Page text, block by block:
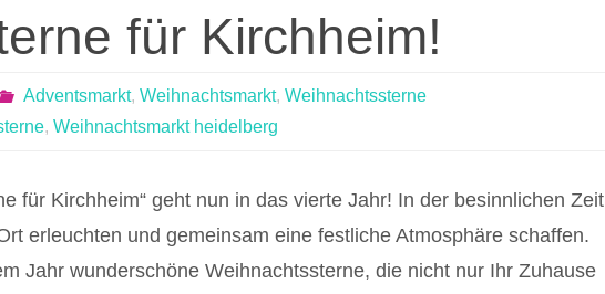
für Kirchheim!
Adventsmarkt,Weihnachtsmarkt,Weihnachtssterne
, Weihnachtsmarkt heidelberg
für Kirchheim“ geht nun in das vierte Jahr! In der besinnlichen Zeit
erleuchten und gemeinsam eine festliche Atmosphäre schaffen.
Jahr wunderschöne Weihnachtssterne, die nicht nur Ihr Zuhause